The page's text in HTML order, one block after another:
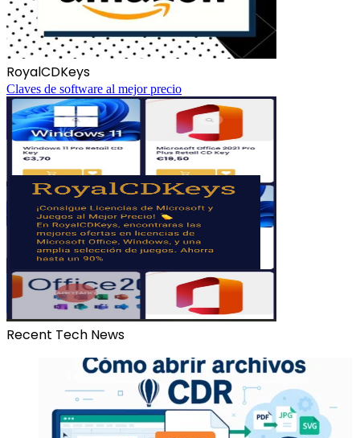
RoyalCDKeys
Claves de software al mejor precio
Recent Tech News